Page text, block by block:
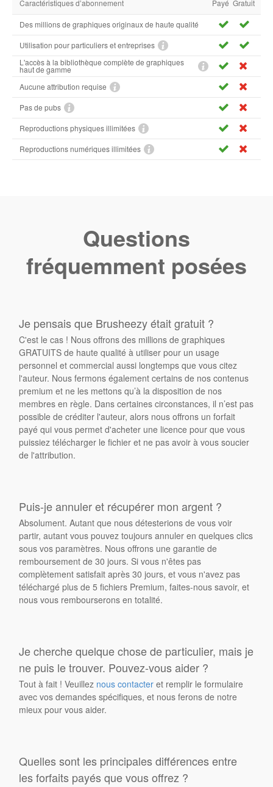
Caractéristiques d’abonnement Payé Gratuit
Des millions de graphiques originaux de haute qualité
Utilisation pour particuliers et entreprises
L'accès à la bibliothèque complète de graphiques
haut de gamme
Aucune attribution requise
Pas de pubs
Reproductions physiques illimitées
Reproductions numériques illimitées
Questions
fréquemment posées
Je pensais que Brusheezy était gratuit ?
C'est le cas ! Nous offrons des millions de graphiques
GRATUITS de haute qualité à utiliser pour un usage
personnel et commercial aussi longtemps que vous citez
l'auteur. Nous fermons également certains de nos contenus
premium et ne les mettons qu’à la disposition de nos
membres en règle. Dans certaines circonstances, il n’est pas
possible de créditer l'auteur, alors nous offrons un forfait
payé qui vous permet d'acheter une licence pour que vous
puissiez télécharger le fichier et ne pas avoir à vous soucier
de l'attribution.
Puis-je annuler et récupérer mon argent ?
Absolument. Autant que nous détesterions de vous voir
partir, autant vous pouvez toujours annuler en quelques clics
sous vos paramètres. Nous offrons une garantie de
remboursement de 30 jours. Si vous n'êtes pas
complètement satisfait après 30 jours, et vous n'avez pas
téléchargé plus de 5 fichiers Premium, faites-nous savoir, et
nous vous rembourserons en totalité.
Je cherche quelque chose de particulier, mais je
ne puis le trouver. Pouvez-vous aider ?
Tout à fait ! Veuillez nous contacter et remplir le formulaire
avec vos demandes spécifiques, et nous ferons de notre
mieux pour vous aider.
Quelles sont les principales différences entre
les forfaits payés que vous offrez ?